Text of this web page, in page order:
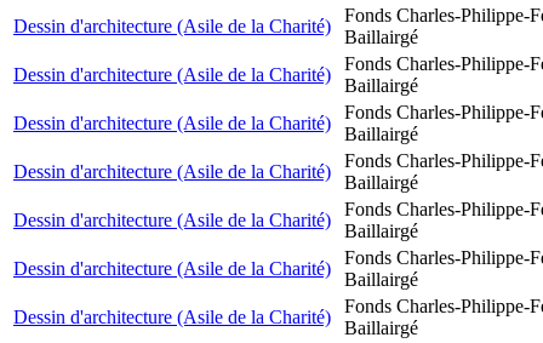
Dessin d'architecture (Asile de la Charité)
Fonds Charles-Philippe-
Baillairgé
Dessin d'architecture (Asile de la Charité)
Fonds Charles-Philippe-
Baillairgé
Dessin d'architecture (Asile de la Charité)
Fonds Charles-Philippe-
Baillairgé
Dessin d'architecture (Asile de la Charité)
Fonds Charles-Philippe-
Baillairgé
Dessin d'architecture (Asile de la Charité)
Fonds Charles-Philippe-
Baillairgé
Dessin d'architecture (Asile de la Charité)
Fonds Charles-Philippe-
Baillairgé
Dessin d'architecture (Asile de la Charité)
Fonds Charles-Philippe-
Baillairgé